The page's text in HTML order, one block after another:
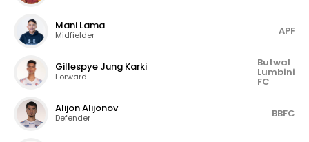
Mani Lama
Midfielder APF
Gillespye Jung Karki
Forward
Butwal
Lumbini
FC
Alijon Alijonov
Defender BBFC